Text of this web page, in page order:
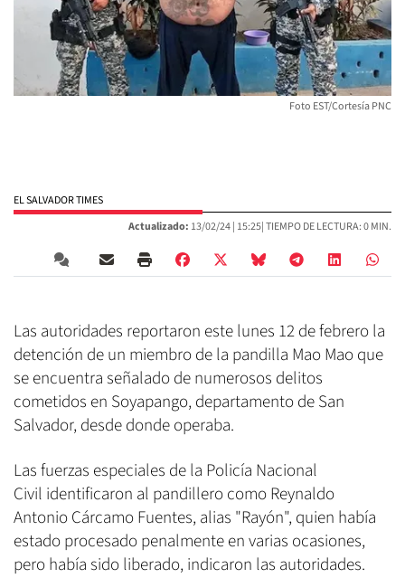
Foto EST/Cortesía PNC
EL SALVADOR TIMES
Actualizado: 13/02/24 | 15:25| TIEMPO DE LECTURA: 0 MIN.
Las autoridades reportaron este lunes 12 de febrero la
detención de un miembro de la pandilla Mao Mao que
se encuentra señalado de numerosos delitos
cometidos en Soyapango, departamento de San
Salvador, desde donde operaba.
Las fuerzas especiales de la Policía Nacional
Civil identificaron al pandillero como Reynaldo
Antonio Cárcamo Fuentes, alias "Rayón", quien había
estado procesado penalmente en varias ocasiones,
pero había sido liberado, indicaron las autoridades.